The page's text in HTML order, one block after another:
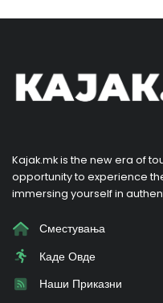
Kajak.mk is the new era of
opportunity to experience
immersing yourself in
Сместувања
Каде Овде
Наши Приказни